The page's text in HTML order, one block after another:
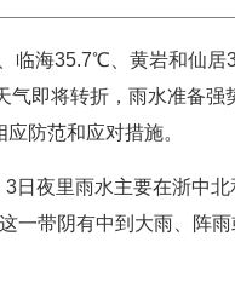
临海35.7℃、黄岩和仙
即将转折，雨水准备强
防范和应对措施。
日夜里雨水主要在浙中
一带阴有中到大雨、阵